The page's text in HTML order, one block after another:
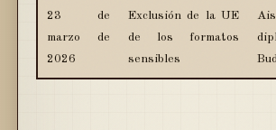
23 de
marzo de
2026
Exclusión de la UE
de los formatos
sensibles